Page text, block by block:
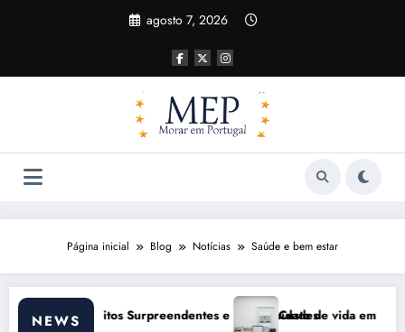
agosto 7, 2026
Página inicial Blog Notícias Saúde e bem estar
NEWS
Custo de vida em Portugal 2026: impactos reais e ajustes